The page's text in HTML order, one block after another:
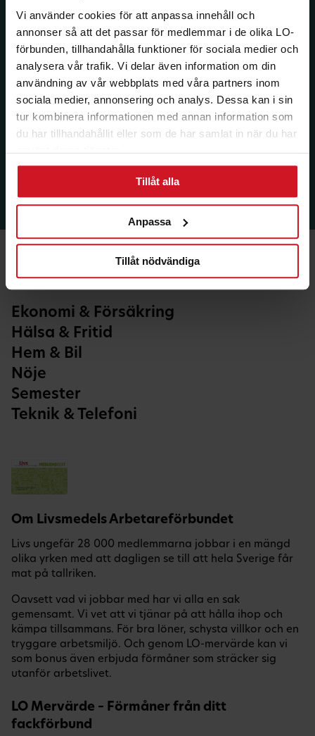
Vi använder cookies för att anpassa innehåll och
annonser så att det passar för medlemmar i de olika LO-
förbunden, tillhandahålla funktioner för sociala medier och
analysera vår trafik. Vi delar även information om din
användning av vår webbplats med våra partners inom
sociala medier, annonsering och analys. Dessa kan i sin
tur kombinera informationen med annan information som
du har tillhandahållit eller som de har samlat in när du har
använt deras tjänster.
Tillåt alla
Anpassa
Tillåt nödvändiga
Ekonomi & Försäkring
Hälsa & Fritid
Hem & Bil
Nöje
Semester
Teknik & Telefoni
Om Livsmedels Arbetareförbundet
Livs ungefär 28 000 medlemmarna jobbar i en mängd
olika yrken med att dagligen se till att hela Sverige får
mat på tallriken.
Oavsett vad vi jobbar med har vi alla en sak
gemensamt. Vi vet att vi tjänar på att hålla ihop och
kämpa tillsammans. För bra löner, schysta villkor och en
tryggare arbetsmiljö. Och genom LO-mervärde kan vi
som bonus även erbjuda förmåner som sträcker sig
utanför arbetslivet.
LO Mervärde – Förmåner från ditt
fackförbund